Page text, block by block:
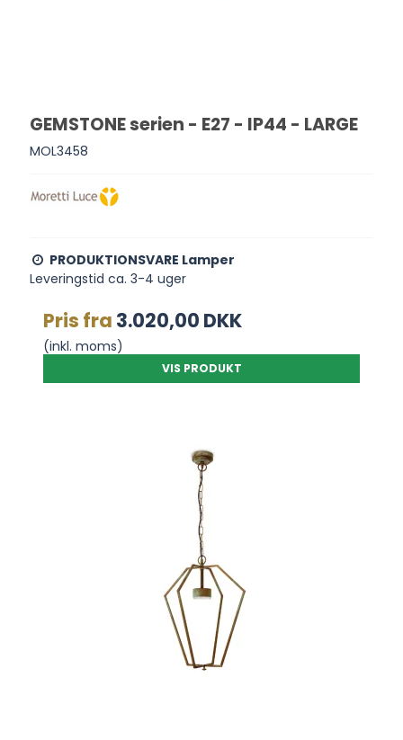
GEMSTONE serien - E27 - IP44 - LARGE
MOL3458
PRODUKTIONSVARE Lamper
Leveringstid ca. 3-4 uger
Pris fra 3.020,00 DKK
(inkl. moms)
VIS PRODUKT